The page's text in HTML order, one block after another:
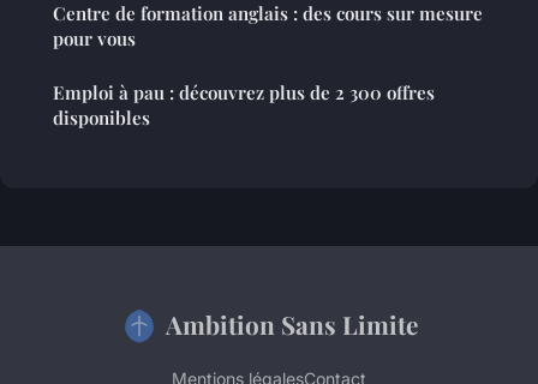
Centre de formation anglais : des cours sur mesure
pour vous
Emploi à pau : découvrez plus de 2 300 offres
disponibles
Ambition Sans Limite
Mentions légalesContact